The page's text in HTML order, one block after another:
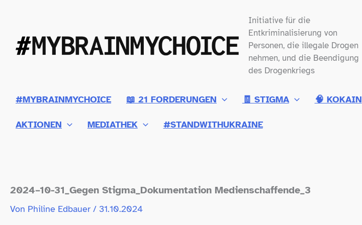
springen
Initiative für die
Entkriminalisierung von
Personen, die illegale Drogen
nehmen, und die Beendigung
des Drogenkriegs
#MYBRAINMYCHOICE 📖 21 FORDERUNGEN 🧾 STIGMA 🧠 KOKAIN
AKTIONEN MEDIATHEK #STANDWITHUKRAINE
2024–10-31_Gegen Stigma_​Dokumentation Medienschaffende_3
Von Philine Edbauer / 31.10.2024